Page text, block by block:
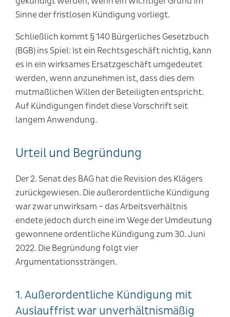
Sinne der fristlosen Kündigung vorliegt.
Schließlich kommt § 140 Bürgerliches Gesetzbuch
(BGB) ins Spiel: Ist ein Rechtsgeschäft nichtig, kann
es in ein wirksames Ersatzgeschäft umgedeutet
werden, wenn anzunehmen ist, dass dies dem
mutmaßlichen Willen der Beteiligten entspricht.
Auf Kündigungen findet diese Vorschrift seit
langem Anwendung.
Urteil und Begründung
Der 2. Senat des BAG hat die Revision des Klägers
zurückgewiesen. Die außerordentliche Kündigung
war zwar unwirksam – das Arbeitsverhältnis
endete jedoch durch eine im Wege der Umdeutung
gewonnene ordentliche Kündigung zum 30. Juni
2022. Die Begründung folgt vier
Argumentationssträngen.
1. Außerordentliche Kündigung mit
Auslauffrist war unverhältnismäßig